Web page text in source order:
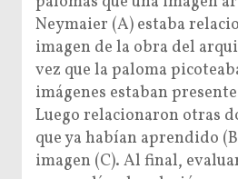
Neymaier (A) estaba
imagen de la obra del
vez que la paloma
imágenes estaban
Luego relacionaron otras
que ya habían aprendido
imagen (C). Al final,